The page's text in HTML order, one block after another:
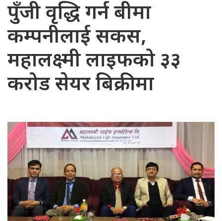
पुँजी वृद्धि गर्न बीमा
कम्पनीलाई सकस,
महालक्ष्मी लाइफको ३३
करोड सेयर बिक्रीमा